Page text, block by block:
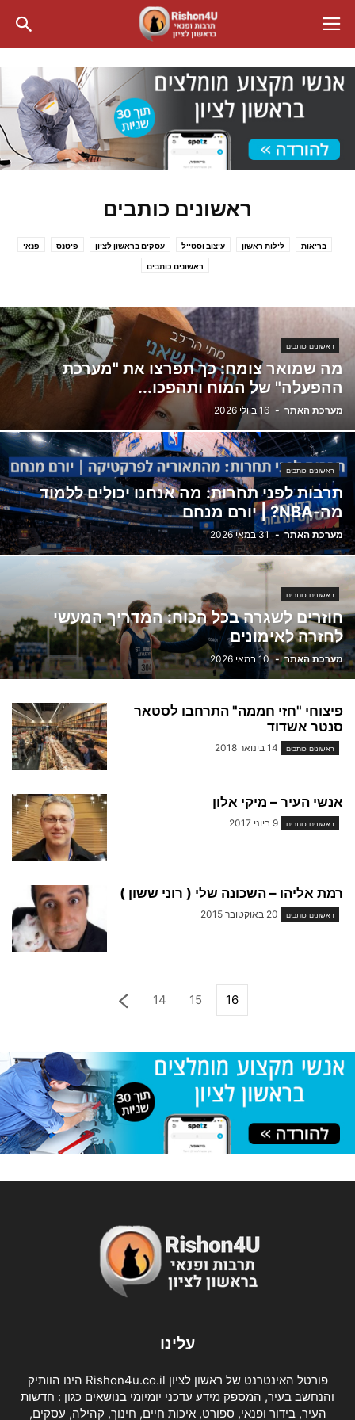
ראשונים כותבים
בריאות לילות ראשון עיצוב וסטייל עסקים בראשון לציון פיטנס פנאי
ראשונים כותבים
ראשונים כותבים
מה שמואר צומח: כך תפרצו את "מערכת
ההפעלה" של המוח ותהפכו...
מערכת האתר - 16 ביולי 2026
ראשונים כותבים
תרבות לפני תחרות: מה אנחנו יכולים ללמוד
מה-NBA? | יורם מנחם
מערכת האתר - 31 במאי 2026
ראשונים כותבים
חוזרים לשגרה בכל הכוח: המדריך המעשי
לחזרה לאימונים
מערכת האתר - 10 במאי 2026
פיצוחי "חזי חממה" התרחבו לסטאר
סנטר אשדוד
ראשונים כותבים 14 בינואר 2018
אנשי העיר – מיקי אלון
ראשונים כותבים 9 ביוני 2017
רמת אליהו – השכונה שלי ( רוני ששון )
ראשונים כותבים 20 באוקטובר 2015
14 15 16
עלינו
פורטל האינטרנט של ראשון לציון Rishon4u.co.il הינו הוותיק
והנחשב בעיר, המספק מידע עדכני יומיומי בנושאים כגון : חדשות
העיר, בידור ופנאי, ספורט, איכות חיים, חינוך, קהילה, עסקים,